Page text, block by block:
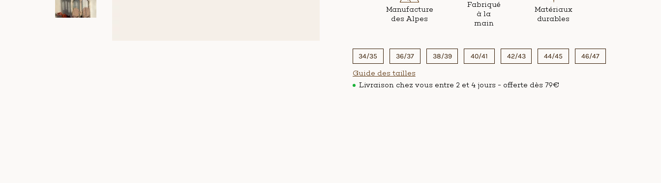
Manufacture
des Alpes
Fabriqué
à la
main
Matériaux
durables
34/35 36/37 38/39 40/41 42/43 44/45 46/47
Guide des tailles
Livraison chez vous entre 2 et 4 jours - offerte dès 79€